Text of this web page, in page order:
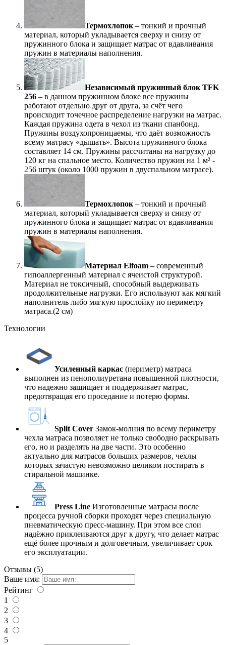
Термохлопок – тонкий и прочный
материал, который укладывается сверху и снизу от
пружинного блока и защищает матрас от вдавливания
пружин в материалы наполнения.
Независимый пружинный блок TFK
256 – в данном пружинном блоке все пружины
работают отдельно друг от друга, за счёт чего
происходит точечное распределение нагрузки на матрас.
Каждая пружина одета в чехол из ткани спанбонд.
Пружины воздухопроницаемы, что даёт возможность
всему матрасу «дышать». Высота пружинного блока
составляет 14 см. Пружины рассчитаны на нагрузку до
120 кг на спальное место. Количество пружин на 1 м² -
256 штук (около 1000 пружин в двуспальном матрасе).
Термохлопок – тонкий и прочный
материал, который укладывается сверху и снизу от
пружинного блока и защищает матрас от вдавливания
пружин в материалы наполнения.
Материал Elfoam – современный
гипоаллергенный материал с ячеистой структурой.
Материал не токсичный, способный выдерживать
продолжительные нагрузки. Его используют как мягкий
наполнитель либо мягкую прослойку по периметру
матраса.(2 см)
Технологии
Усиленный каркас (периметр) матраса
выполнен из пенополиуретана повышенной плотности,
что надежно защищает и поддерживает матрас,
предотвращая его проседание и потерю формы.
Split Cover Замок-молния по всему периметру
чехла матраса позволяет не только свободно раскрывать
его, но и разделять на две части. Это особенно
актуально для матрасов больших размеров, чехлы
которых зачастую невозможно целиком постирать в
стиральной машинке.
Press Line Изготовленные матрасы после
процесса ручной сборки проходят через специальную
пневматическую пресс-машину. При этом все слои
надёжно приклеиваются друг к другу, что делает матрас
ещё более прочным и долговечным, увеличивает срок
его эксплуатации.
Отзывы (5)
Ваше имя:
Рейтинг
1
2
3
4
5